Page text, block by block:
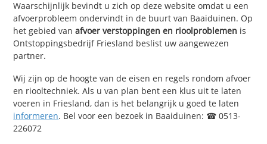
Waarschijnlijk bevindt u zich op deze website omdat u een
afvoerprobleem ondervindt in de buurt van Baaiduinen. Op
het gebied vanafvoer verstoppingen en rioolproblemen is
Ontstoppingsbedrijf Friesland beslist uw aangewezen
partner.
Wij zijn op de hoogte van de eisen en regels rondom afvoer
en riooltechniek. Als u van plan bent een klus uit te laten
voeren in Friesland, dan is het belangrijk u goed te laten
informeren. Bel voor een bezoek in Baaiduinen: ☎ 0513-
226072